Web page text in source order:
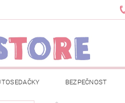
BEZPEČNOST